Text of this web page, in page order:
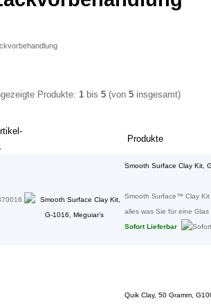
Produkte: 1 bis 5 (von 5 insgesamt)
Produkte
Smooth Surface Clay Kit,
Smooth Surface™ Clay Kit
alles was Sie für eine
Sofort Lieferbar
Quik Clay, 50 Gramm,